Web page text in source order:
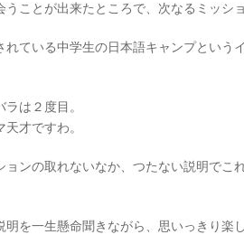
うことが出来たところで、次なるミッシ
れている中学生の日本語キャンプという
は２度目。
才ですわ。
ョンの取れないなか、つたない説明でこ
を一生懸命聞きながら、思いっきり楽